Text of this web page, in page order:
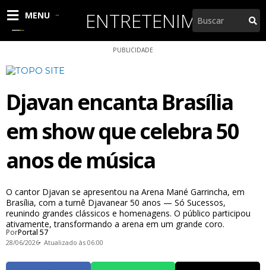
para
MENU ENTRETENIMENTO
Pesquisar
PUBLICIDADE
Djavan encanta Brasília
em show que celebra 50
anos de música
O cantor Djavan se apresentou na Arena Mané Garrincha, em
Brasília, com a turnê Djavanear 50 anos — Só Sucessos,
reunindo grandes clássicos e homenagens. O público participou
ativamente, transformando a arena em um grande coro.
PorPortal 57
28/06/2026 Atualizado às 06:00